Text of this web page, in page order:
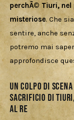
perchÃ© Tiuri,
misteriose. Che
sentire, anche
potremo mai
approfondisce
Un colpo di
sacrificio di
al Re